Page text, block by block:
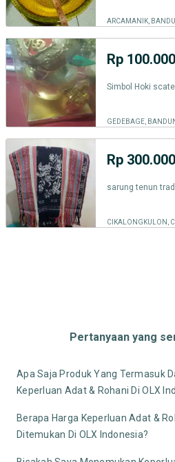
ARCAMANIK,
Rp 100.000
Simbol Hoki
GEDEBAGE,
Rp 300.000
sarung tenun
Pertanyaan yang
Apa Saja Produk Yang Termasuk
Keperluan Adat & Rohani Di OLX
Berapa Harga Keperluan Adat &
Ditemukan Di OLX Indonesia?